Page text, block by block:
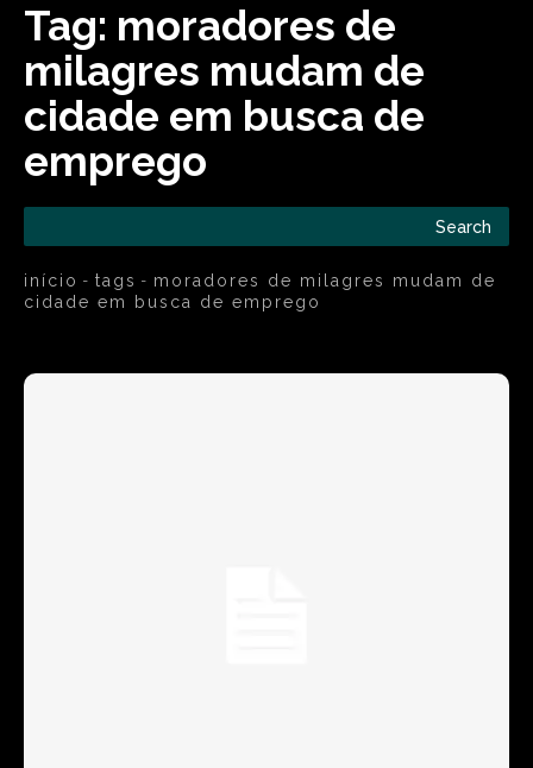
Tag: moradores de
milagres mudam de
cidade em busca de
emprego
Search
início tags
moradores de milagres mudam de
cidade em busca de emprego